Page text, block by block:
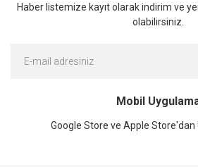
Haber listemize kayıt olarak indirim ve
olabilirsiniz.
Mobil
Google Store ve Apple Store'dan